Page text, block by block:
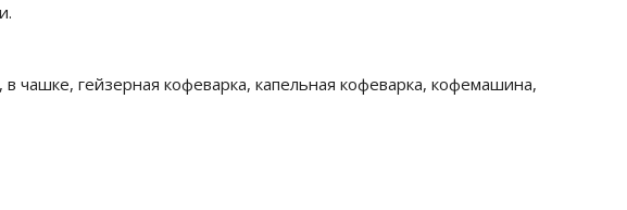
чашке, гейзерная кофеварка, капельная кофеварка, кофемашина,